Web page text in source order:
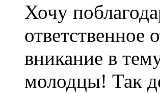
Хочу
ответственное
вникание в
молодцы! Так